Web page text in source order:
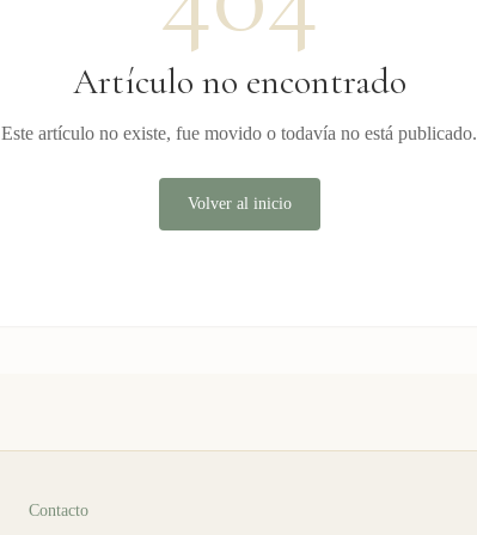
Artículo no encontrado
Este artículo no existe, fue movido o todavía no está publicado.
Volver al inicio
Contacto